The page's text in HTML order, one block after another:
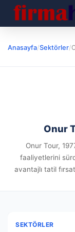
Anasayfa/Sektörler/
Onur
Onur Tour,
faaliyetlerini
avantajlı tatil
SEKTÖRLER